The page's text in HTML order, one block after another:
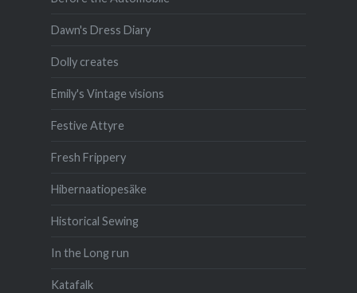
Dawn's Dress Diary
Dolly creates
Emily's Vintage visions
Festive Attyre
Fresh Frippery
Hibernaatiopesäke
Historical Sewing
In the Long run
Katafalk